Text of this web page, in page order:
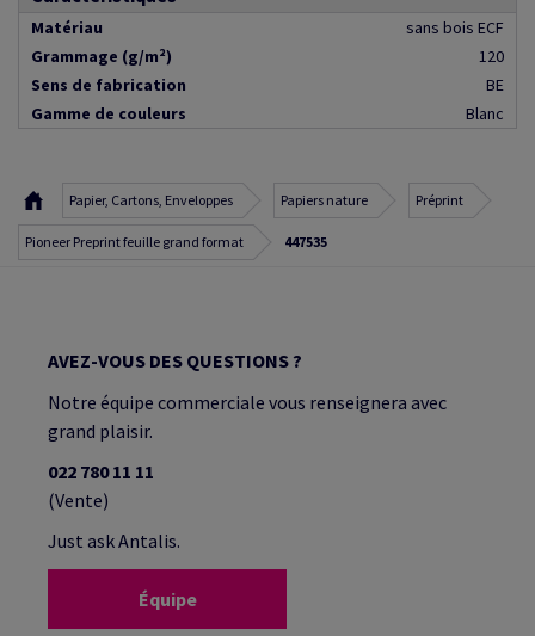
Matériau
sans bois ECF
Grammage (g/m²)
120
Sens de fabrication
BE
Gamme de couleurs
Blanc
Papier, Cartons, Enveloppes Papiers nature Préprint
Pioneer Preprint feuille grand format 447535
AVEZ-VOUS DES QUESTIONS ?
Notre équipe commerciale vous renseignera avec
grand plaisir.
022 780 11 11
(Vente)
Just ask Antalis.
Équipe